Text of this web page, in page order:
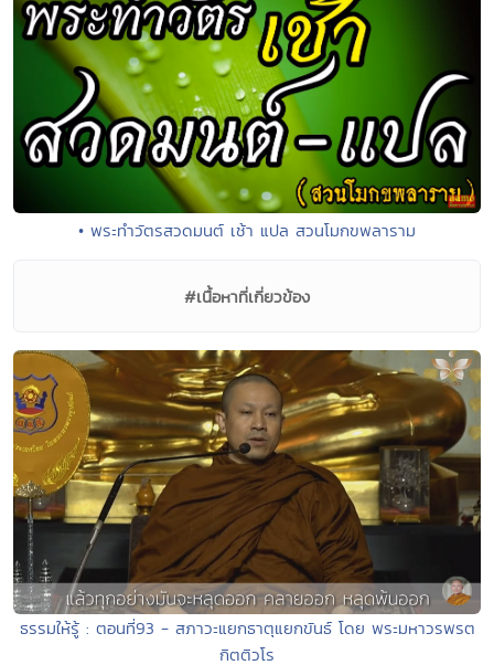
• พระทำวัตรสวดมนต์ เช้า แปล สวนโมกขพลาราม
#เนื้อหาที่เกี่ยวข้อง
ธรรมให้รู้ : ตอนที่93 - สภาวะแยกธาตุแยกขันธ์ โดย พระมหาวรพรต
กิตติวโร